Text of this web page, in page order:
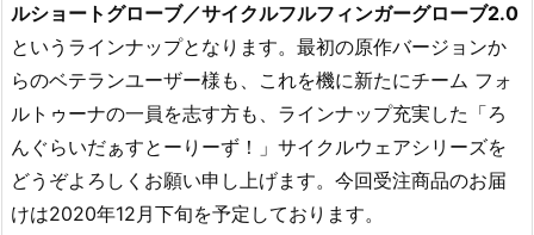
ルショートグローブ／サイクルフルフィンガーグローブ2.0
というラインナップとなります。最初の原作バージョンか
らのベテランユーザー様も、これを機に新たにチーム フォ
ルトゥーナの一員を志す方も、ラインナップ充実した「ろ
んぐらいだぁすとーりーず！」サイクルウェアシリーズを
どうぞよろしくお願い申し上げます。今回受注商品のお届
けは2020年12月下旬を予定しております。